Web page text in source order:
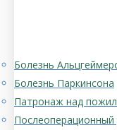
Болезнь
Болезнь Паркинсона
Патронаж над
Послеоперационный